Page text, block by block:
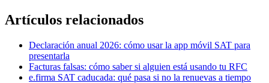
Artículos relacionados
Declaración anual 2026: cómo usar la app móvil SAT para
presentarla
Facturas falsas: cómo saber si alguien está usando tu RFC
e.firma SAT caducada: qué pasa si no la renuevas a tiempo